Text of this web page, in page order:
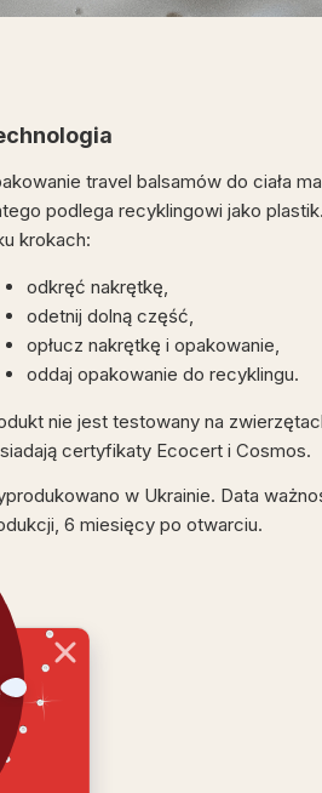
travel balsamów do ciała
podlega recyklingowi jako
krokach:
odkręć nakrętkę,
odetnij dolną część,
opłucz nakrętkę i opakowanie,
oddaj opakowanie do recyklingu.
nie jest testowany na
certyfikaty Ecocert i Cosmos.
w Ukrainie. Data
6 miesięcy po otwarciu.